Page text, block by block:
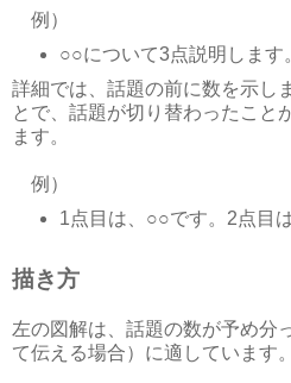
例）
○○について3点説明します
詳細では、話題の前に数を示し
とで、話題が切り替わったこと
ます。
例）
1点目は、○○です。2点目
描き方
左の図解は、話題の数が予め分
て伝える場合）に適しています。